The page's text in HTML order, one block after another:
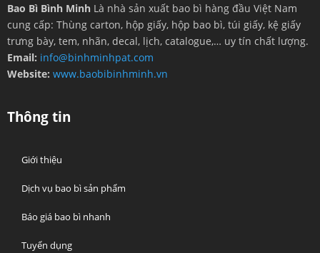
Bao Bì Bình Minh Là nhà sản xuất bao bì hàng đầu Việt Nam
cung cấp: Thùng carton, hộp giấy, hộp bao bì, túi giấy, kệ giấy
trưng bày, tem, nhãn, decal, lịch, catalogue,… uy tín chất lượng.
Email: info@binhminhpat.com
Website: www.baobibinhminh.vn
Thông tin
Giới thiệu
Dịch vụ bao bì sản phẩm
Báo giá bao bì nhanh
Tuyển dụng